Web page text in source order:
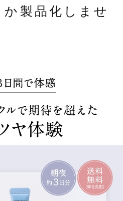
製品化しませ